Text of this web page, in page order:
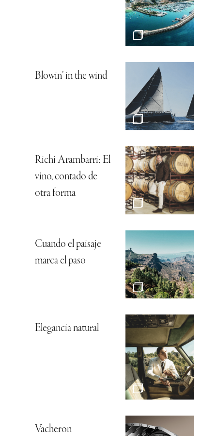
Blowin’ in the wind
Richi Arambarri: El
vino, contado de
otra forma
Cuando el paisaje
marca el paso
Elegancia natural
Vacheron